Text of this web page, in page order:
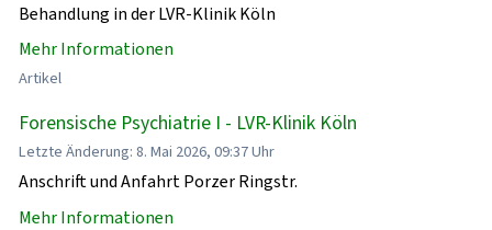
Behandlung in der LVR-Klinik Köln
Mehr Informationen
Artikel
Forensische Psychiatrie I - LVR-Klinik Köln
Letzte Änderung: 8. Mai 2026, 09:37 Uhr
Anschrift und Anfahrt Porzer Ringstr.
Mehr Informationen